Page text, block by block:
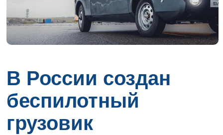
В России создан
беспилотный
грузовик